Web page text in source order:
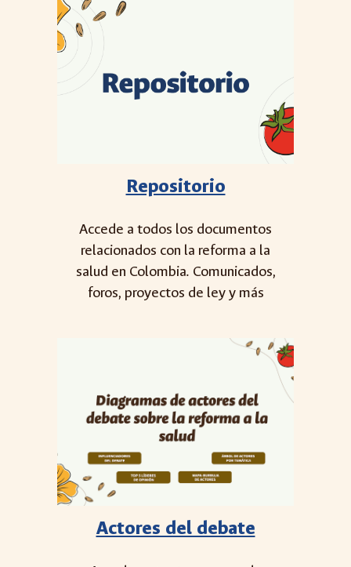
Repositorio
Accede a todos los documentos
relacionados con la reforma a la
salud en Colombia. Comunicados,
foros, proyectos de ley y más
Actores del debate